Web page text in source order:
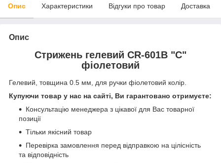
Опис Характеристики Відгуки про товар Доставка
Опис
Стрижень гелевий CR-601B "С"
фіолетовий
Гелевий, товщина 0.5 мм, для ручки фіолетовий колір.
Купуючи товар у нас на сайті, Ви гарантовано отримуєте:
Консультацію менеджера з цікавої для Вас товарної
позиції
Тільки якісний товар
Перевірка замовлення перед відправкою на цілісність
та відповідність